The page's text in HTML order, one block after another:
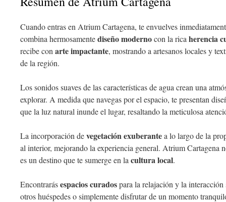
Cuando entras en Atrium Cartagena, te envuelves
combina hermosamentediseño modernocon la rica herencia
recibe con arte impactante, mostrando a artesanos locales y
de la región.
Los sonidos suaves de las características de agua crean una
explorar. A medida que navegas por el espacio, te presentan
que la luz natural inunde el lugar, resaltando la meticulosa
La incorporación devegetación exuberantea lo largo de la
al interior, mejorando la experiencia general. Atrium Cartagena
es un destino que te sumerge en la cultura local.
Encontrarásespacios curadospara la relajación y la
otros huéspedes o simplemente disfrutar de un momento